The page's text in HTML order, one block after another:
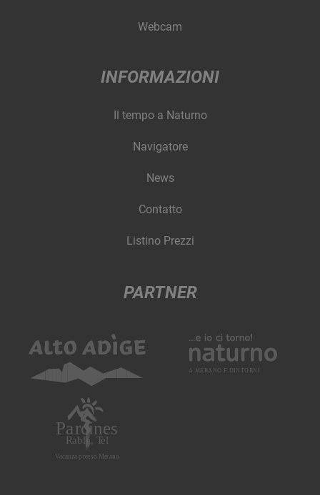
Webcam
INFORMAZIONI
Il tempo a Naturno
Navigatore
News
Contatto
Listino Prezzi
PARTNER